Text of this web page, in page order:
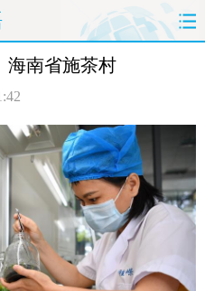
論 写真
南省施茶村